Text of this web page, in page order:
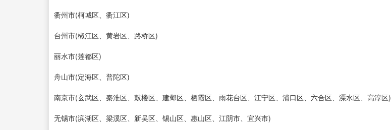
衢州市(柯城区、衢江区)
台州市(椒江区、黄岩区、路桥区)
丽水市(莲都区)
舟山市(定海区、普陀区)
南京市(玄武区、秦淮区、鼓楼区、建邺区、栖霞区、雨花台区、江宁区、浦口区、六合区、溧水区、高淳区)
无锡市(滨湖区、梁溪区、新吴区、锡山区、惠山区、江阴市、宜兴市)